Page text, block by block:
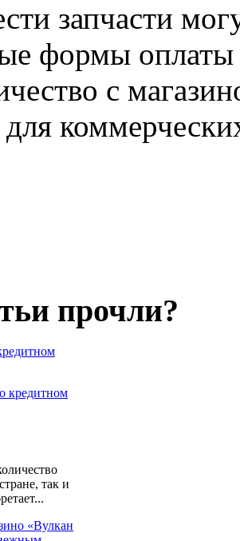
запчасти
формы
с
прочли?
так и
«Вулкан